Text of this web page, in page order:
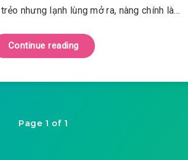
nhưng lạnh lùng mở ra, nàng chính là…
Continue reading
Page 1 of 1